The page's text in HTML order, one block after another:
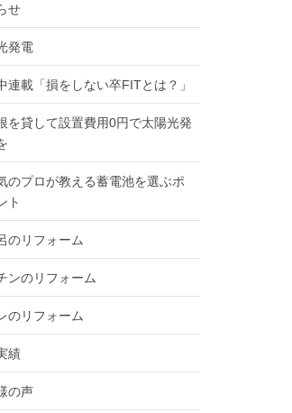
せ
発電
連載「損をしない卒FITとは？」
を貸して設置費用0円で太陽光発
のプロが教える蓄電池を選ぶポ
ト
のリフォーム
ンのリフォーム
のリフォーム
績
の声